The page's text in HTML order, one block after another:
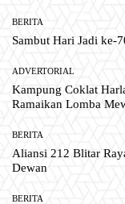
BERITA
Sambut Hari Jadi ke-
ADVERTORIAL
Kampung Coklat
Ramaikan Lomba
BERITA
Aliansi 212 Blitar
Dewan
BERITA